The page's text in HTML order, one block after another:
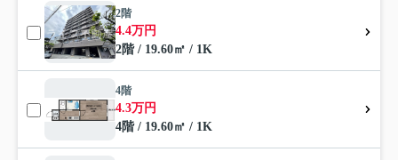
2階
4.4万円
2階 / 19.60㎡ / 1K
4階
4.3万円
4階 / 19.60㎡ / 1K